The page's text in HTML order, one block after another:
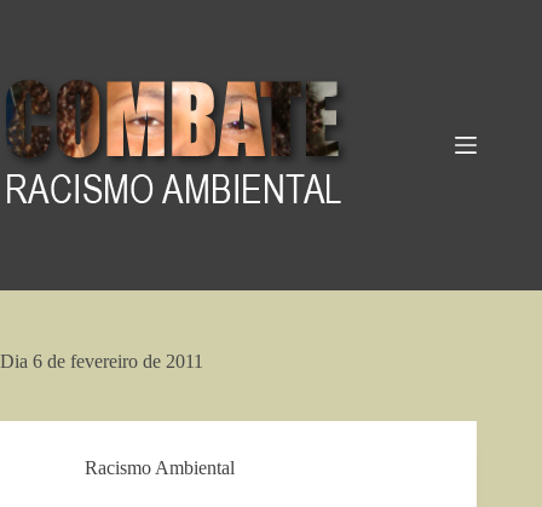
Dia 6 de fevereiro de 2011
Racismo Ambiental